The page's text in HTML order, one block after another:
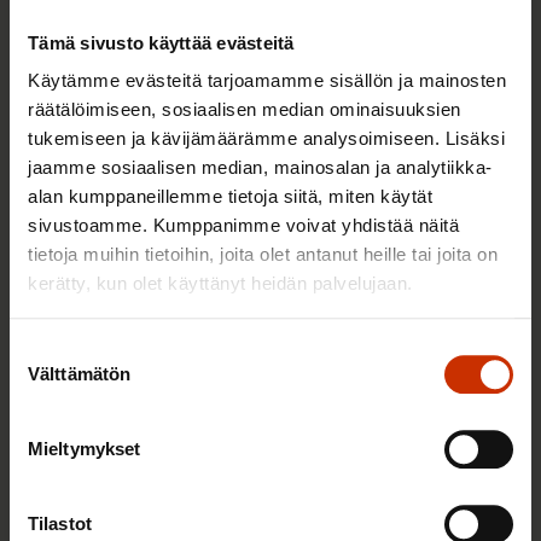
Tämä sivusto käyttää evästeitä
Käytämme evästeitä tarjoamamme sisällön ja mainosten
räätälöimiseen, sosiaalisen median ominaisuuksien
tukemiseen ja kävijämäärämme analysoimiseen. Lisäksi
jaamme sosiaalisen median, mainosalan ja analytiikka-
alan kumppaneillemme tietoja siitä, miten käytät
sivustoamme. Kumppanimme voivat yhdistää näitä
tietoja muihin tietoihin, joita olet antanut heille tai joita on
kerätty, kun olet käyttänyt heidän palvelujaan.
valinta
Välttämätön
Mieltymykset
Tilastot
Koronan tehosterokotteet ovat tulossa
työterveyshuoltojen saataville –
kannattaako rokote käydä hakemassa?
24.1.2023 Blogikirjoitukset
EK ja SAK: Koronan tehosterokotteita
rokottamaan